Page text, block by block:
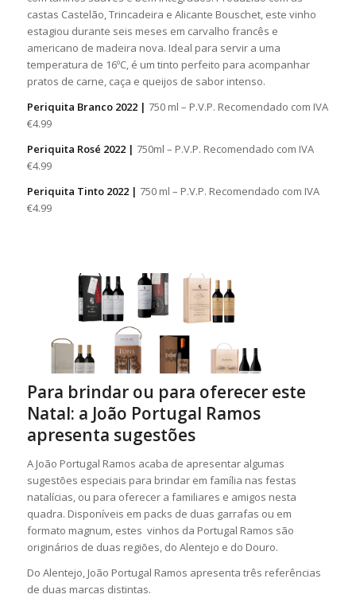
castas Castelão, Trincadeira e Alicante Bouschet, este vinho
estagiou durante seis meses em carvalho francês e
americano de madeira nova. Ideal para servir a uma
temperatura de 16ºC, é um tinto perfeito para acompanhar
pratos de carne, caça e queijos de sabor intenso.
Periquita Branco 2022 | 750 ml – P.V.P. Recomendado com IVA
€4.99
Periquita Rosé 2022 | 750ml – P.V.P. Recomendado com IVA
€4.99
Periquita Tinto 2022 | 750 ml – P.V.P. Recomendado com IVA
€4.99
Para brindar ou para oferecer este
Natal: a João Portugal Ramos
apresenta sugestões
A João Portugal Ramos acaba de apresentar algumas
sugestões especiais para brindar em família nas festas
natalícias, ou para oferecer a familiares e amigos nesta
quadra. Disponíveis em packs de duas garrafas ou em
formato magnum, estes vinhos da Portugal Ramos são
originários de duas regiões, do Alentejo e do Douro.
Do Alentejo, João Portugal Ramos apresenta três referências
de duas marcas distintas.